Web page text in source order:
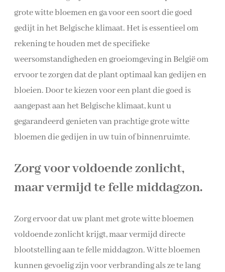
grote witte bloemen en ga voor een soort die goed
gedijt in het Belgische klimaat. Het is essentieel om
rekening te houden met de specifieke
weersomstandigheden en groeiomgeving in België om
ervoor te zorgen dat de plant optimaal kan gedijen en
bloeien. Door te kiezen voor een plant die goed is
aangepast aan het Belgische klimaat, kunt u
gegarandeerd genieten van prachtige grote witte
bloemen die gedijen in uw tuin of binnenruimte.
Zorg voor voldoende zonlicht,
maar vermijd te felle middagzon.
Zorg ervoor dat uw plant met grote witte bloemen
voldoende zonlicht krijgt, maar vermijd directe
blootstelling aan te felle middagzon. Witte bloemen
kunnen gevoelig zijn voor verbranding als ze te lang